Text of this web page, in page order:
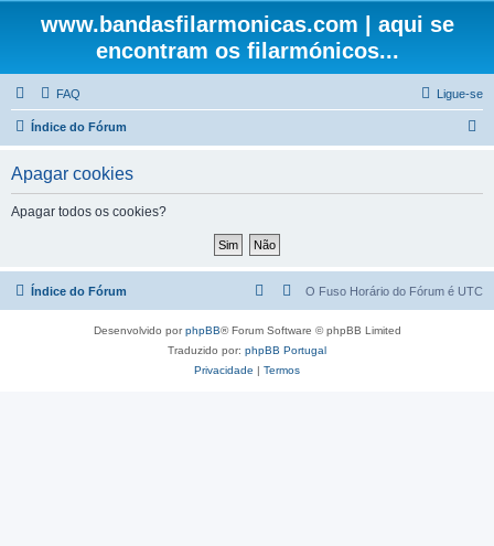
www.bandasfilarmonicas.com | aqui se
encontram os filarmónicos...
FAQ Ligue-se
Índice do Fórum
a
Apagar cookies
Apagar todos os cookies?
Índice do Fórum O Fuso Horário do Fórum é UTC
Desenvolvido porphpBB® Forum Software © phpBB Limited
Traduzido por: phpBB Portugal
Privacidade | Termos